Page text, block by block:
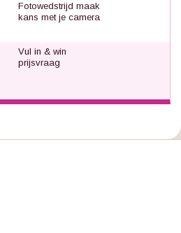
Fotowedstrijd maak
kans met je camera
Vul in & win
prijsvraag